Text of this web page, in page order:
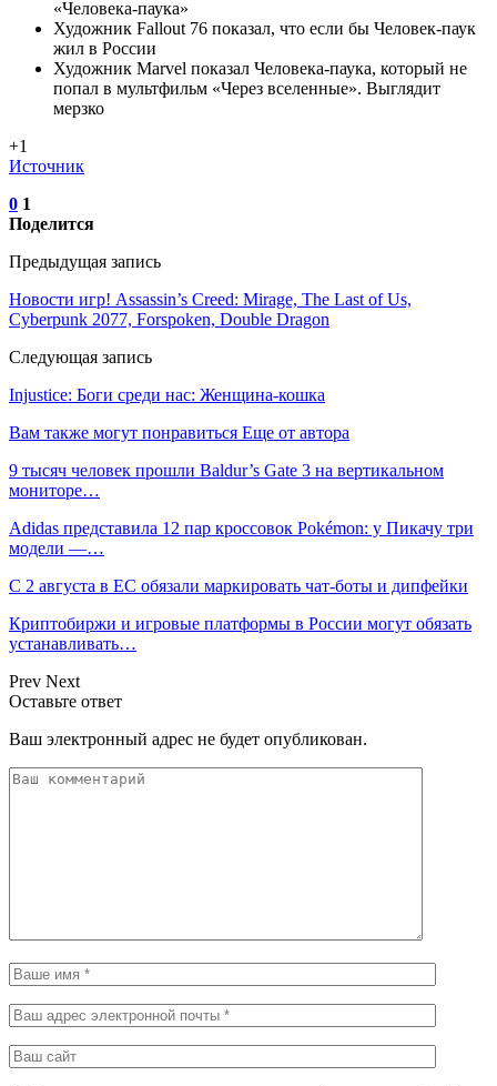
«Человека-паука»
Художник Fallout 76 показал, что если бы Человек-паук
жил в России
Художник Marvel показал Человека-паука, который не
попал в мультфильм «Через вселенные». Выглядит
мерзко
+1
Источник
0 1
Поделится
Предыдущая запись
Новости игр! Assassin’s Creed: Mirage, The Last of Us,
Cyberpunk 2077, Forspoken, Double Dragon
Следующая запись
Injustice: Боги среди нас: Женщина-кошка
Вам также могут понравиться Еще от автора
9 тысяч человек прошли Baldur’s Gate 3 на вертикальном
мониторе…
Adidas представила 12 пар кроссовок Pokémon: у Пикачу три
модели —…
С 2 августа в ЕС обязали маркировать чат-боты и дипфейки
Криптобиржи и игровые платформы в России могут обязать
устанавливать…
Prev Next
Оставьте ответ
Ваш электронный адрес не будет опубликован.